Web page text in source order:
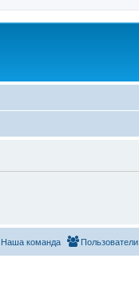
Пользователи
Наша команда